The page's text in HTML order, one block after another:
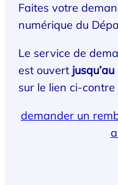
Faites votre
numérique du
Le service de
est ouvert
sur le lien ci-contre
demander un